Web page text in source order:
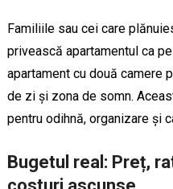
Familiile sau cei care
privească apartamentul ca
apartament cu două camere
de zi și zona de somn.
pentru odihnă, organizare și
Bugetul real: Preț,